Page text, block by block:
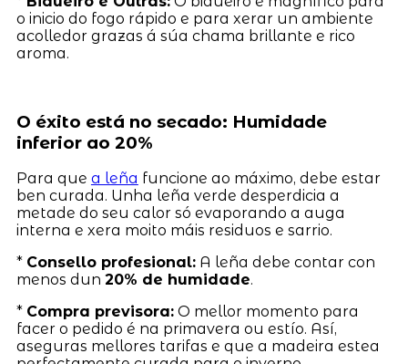
o inicio do fogo rápido e para xerar un ambiente
acolledor grazas á súa chama brillante e rico
aroma.
O éxito está no secado: Humidade
inferior ao 20%
Para que a leña funcione ao máximo, debe estar
ben curada. Unha leña verde desperdicia a
metade do seu calor só evaporando a auga
interna e xera moito máis residuos e sarrio.
* Consello profesional:A leña debe contar con
menos dun 20% de humidade.
* Compra previsora:O mellor momento para
facer o pedido é na primavera ou estío. Así,
aseguras mellores tarifas e que a madeira estea